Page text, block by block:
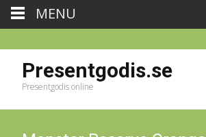
Presentgodis.se
Presentgodis online
MENU